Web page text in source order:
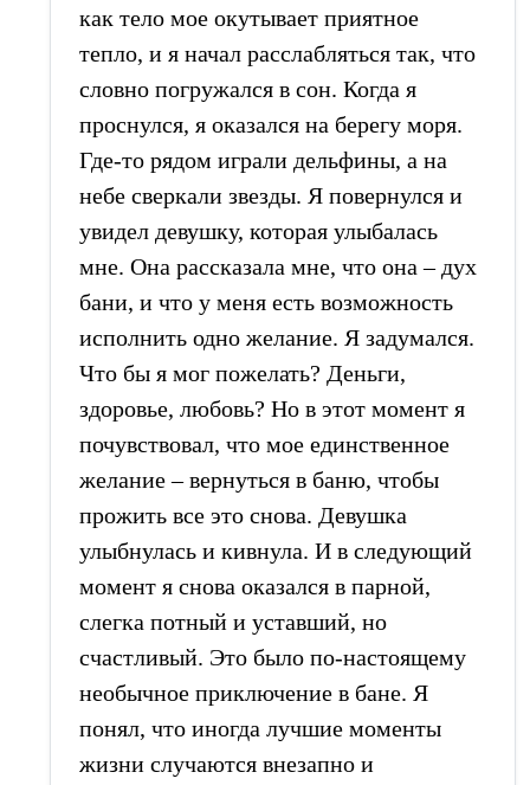
как тело мое окутывает приятное
тепло, и я начал расслабляться так, что
словно погружался в сон. Когда я
проснулся, я оказался на берегу моря.
Где-то рядом играли дельфины, а на
небе сверкали звезды. Я повернулся и
увидел девушку, которая улыбалась
мне. Она рассказала мне, что она – дух
бани, и что у меня есть возможность
исполнить одно желание. Я задумался.
Что бы я мог пожелать? Деньги,
здоровье, любовь? Но в этот момент я
почувствовал, что мое единственное
желание – вернуться в баню, чтобы
прожить все это снова. Девушка
улыбнулась и кивнула. И в следующий
момент я снова оказался в парной,
слегка потный и уставший, но
счастливый. Это было по-настоящему
необычное приключение в бане. Я
понял, что иногда лучшие моменты
жизни случаются внезапно и